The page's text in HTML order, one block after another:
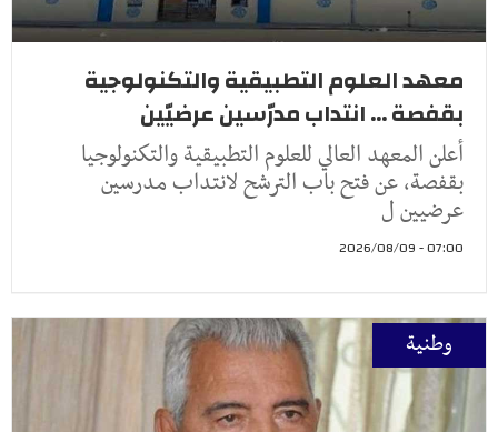
معهد العلوم التطبيقية والتكنولوجية
بقفصة ... انتداب مدرّسين عرضيّين
أعلن المعهد العالي للعلوم التطبيقية والتكنولوجيا
بقفصة، عن فتح باب الترشح لانتداب مدرسين
عرضيين ل
07:00 - 2026/08/09
وطنية